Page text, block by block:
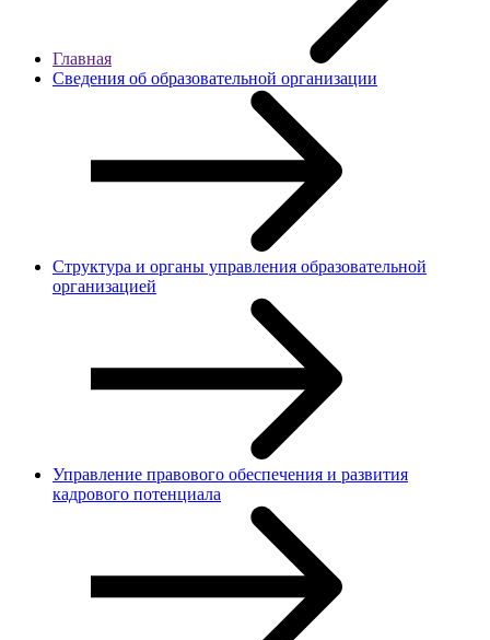
Главная
Сведения об образовательной организации
Структура и органы управления образовательной
организацией
Управление правового обеспечения и развития
кадрового потенциала